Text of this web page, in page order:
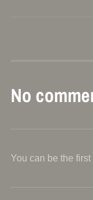
No
You can be the